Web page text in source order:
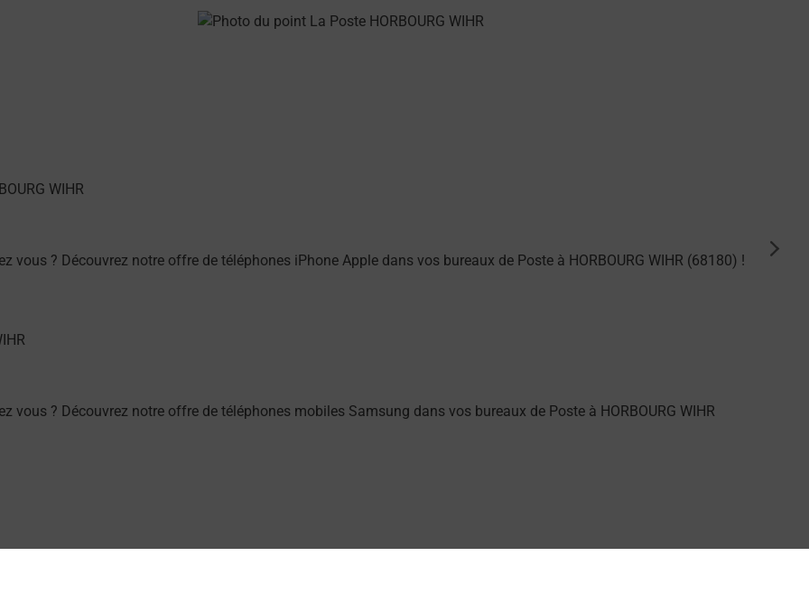
vous ? Découvrez notre offre de téléphones iPhone Apple dans vos bureaux de Poste à HORBOURG WIHR (68180) !
vous ? Découvrez notre offre de téléphones mobiles Samsung dans vos bureaux de Poste à HORBOURG WIHR
(68180) ? Découvrez toutes les solutions proposées par La Poste.